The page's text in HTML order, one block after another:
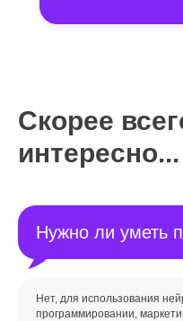
Скорее
интересно...
Нужно ли уметь
Нет, для использования
программировании,